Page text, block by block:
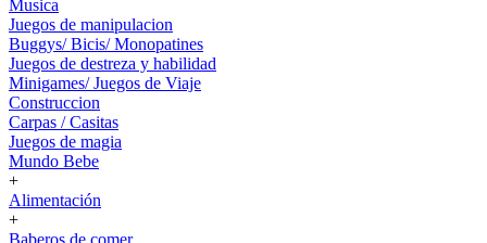
Musica
Juegos de manipulacion
Buggys/ Bicis/ Monopatines
Juegos de destreza y habilidad
Minigames/ Juegos de Viaje
Construccion
Carpas / Casitas
Juegos de magia
Mundo Bebe
+
Alimentación
+
Baberos de comer